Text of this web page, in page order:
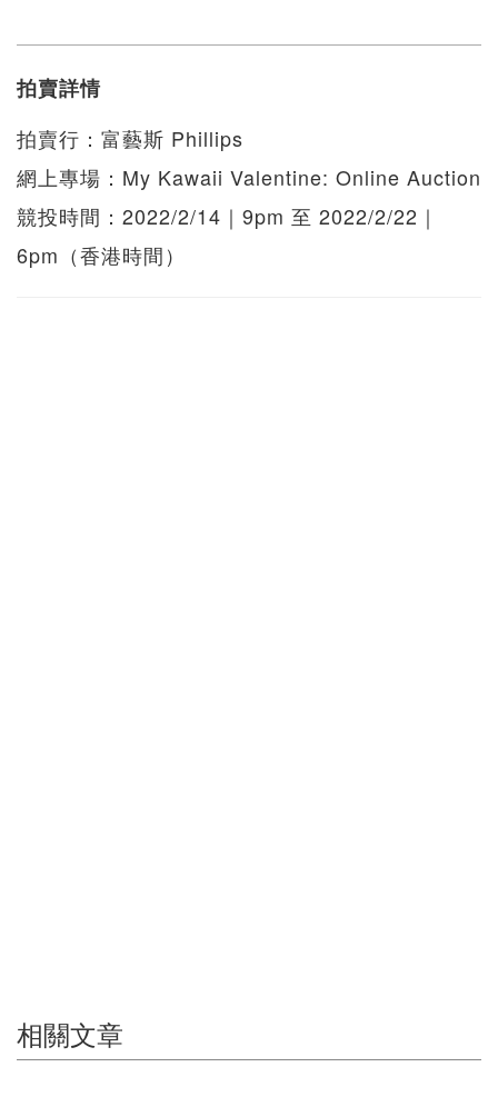
拍賣詳情
拍賣行：富藝斯 Phillips
網上專場：My Kawaii Valentine: Online Auction
競投時間：2022/2/14｜9pm 至 2022/2/22｜
6pm（香港時間）
相關文章